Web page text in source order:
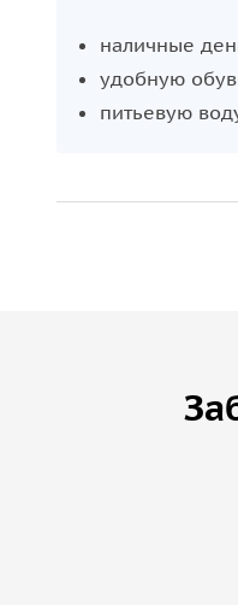
наличные
удобную
питьевую